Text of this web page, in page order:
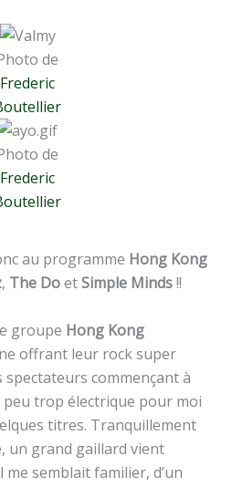
de
Frederic
de
Frederic
au programme Hong Kong
, The DoetSimple Minds!!
groupe Hong Kong
offrant leur rock super
commençant à
trop électrique pour moi
titres. Tranquillement
un grand gaillard vient
me semblait familier, d’un